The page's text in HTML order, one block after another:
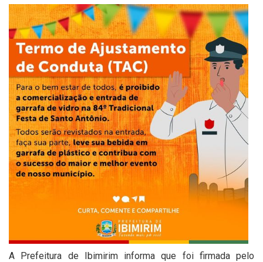
A Prefeitura de Ibimirim informa que foi firmada pelo